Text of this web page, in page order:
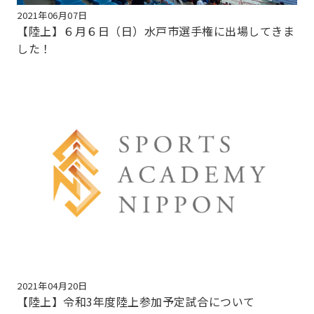
2021年06月07日
【陸上】６月６日（日）水戸市選手権に出場してきま
した！
2021年04月20日
【陸上】令和3年度陸上参加予定試合について